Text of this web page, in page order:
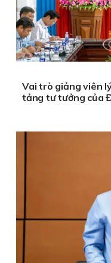
Vai trò giảng viên
tảng tư tưởng của